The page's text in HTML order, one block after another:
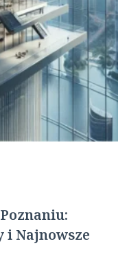
i Najnowsze